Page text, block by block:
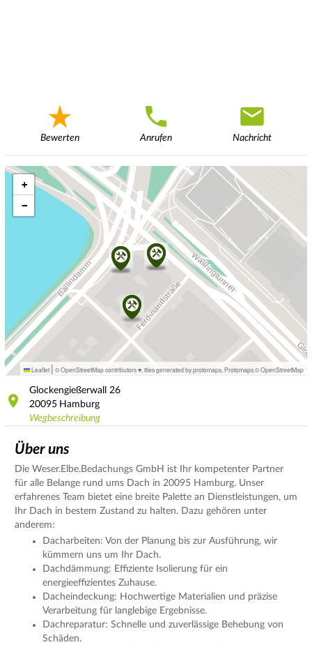
Bewerten Anrufen Nachricht
+
−
Leaflet | © OpenStreetMap contributors ♥, tiles generated by protomaps Protomaps©OpenStreetMap
Glockengießerwall
26
20095 Hamburg
Wegbeschreibung
Über uns
Die Weser.Elbe.Bedachungs GmbH ist Ihr kompetenter Partner
für alle Belange rund ums Dach in 20095 Hamburg. Unser
erfahrenes Team bietet eine breite Palette an Dienstleistungen, um
Ihr Dach in bestem Zustand zu halten. Dazu gehören unter
anderem:
Dacharbeiten: Von der Planung bis zur Ausführung, wir
kümmern uns um Ihr Dach.
Dachdämmung: Effiziente Isolierung für ein
energieeffizientes Zuhause.
Dacheindeckung: Hochwertige Materialien und präzise
Verarbeitung für langlebige Ergebnisse.
Dachreparatur: Schnelle und zuverlässige Behebung von
Schäden.